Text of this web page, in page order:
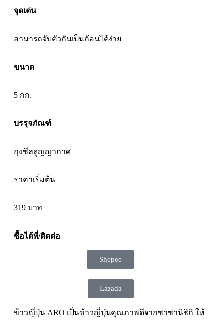
จุดเด่น
สามารถจับตัวกันเป็นก้อนได้ง่าย
ขนาด
5 กก.
บรรุจภัณฑ์
ถุงซีลสูญญากาศ
ราคาเริ่มต้น
319 บาท
ซื้อได้ที่/ติดต่อ
Shopee
Lazada
ข้าวญี่ปุ่น ARO เป็นข้าวญี่ปุ่นคุณภาพดีจากซาซานิชิกิ ให้